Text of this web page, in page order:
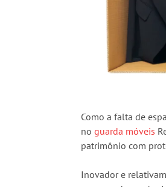
Como a falta de
noguarda móveis
patrimônio com
Inovador e